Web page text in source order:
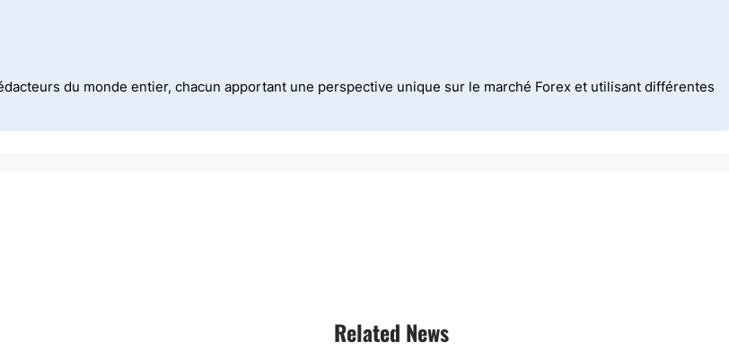
du monde entier, chacun apportant une perspective unique sur le marché Forex et utilisant différentes
Related News